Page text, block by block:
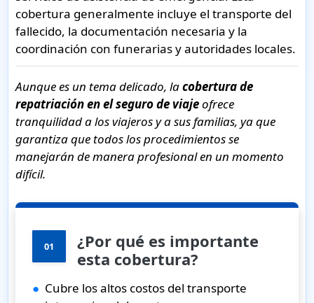
cobertura generalmente incluye el transporte del
fallecido, la documentación necesaria y la
coordinación con funerarias y autoridades locales.
Aunque es un tema delicado, lacobertura de
repatriación en el seguro de viajeofrece
tranquilidad a los viajeros y a sus familias, ya que
garantiza que todos los procedimientos se
manejarán de manera profesional en un momento
difícil.
01
¿Por qué es importante
esta cobertura?
● Cubre los altos costos del transporte